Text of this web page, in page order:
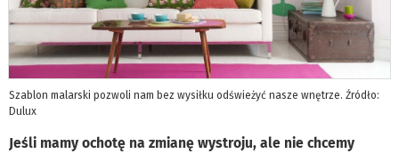
Szablon malarski pozwoli nam bez wysiłku odświeżyć nasze wnętrze. Źródło:
Dulux
Jeśli mamy ochotę na zmianę wystroju, ale nie chcemy